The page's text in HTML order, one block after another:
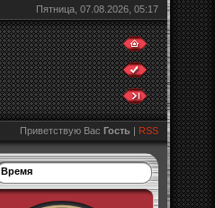
Пятница, 07.08.2026, 05:17
Приветствую Вас Гость | RSS
Время